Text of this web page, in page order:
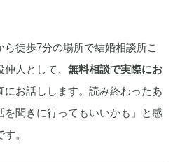
徒歩7分の場所で結婚相談所こ
人として、 無料相談で実際にお
にお話しします。読み終わったあ
を聞きに行ってもいいかも」と感
。